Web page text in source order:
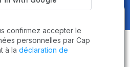
comparatif des
adaptés à vos
3 minutes !
confirmez accepter le
personnelles par Cap
à la déclaration de